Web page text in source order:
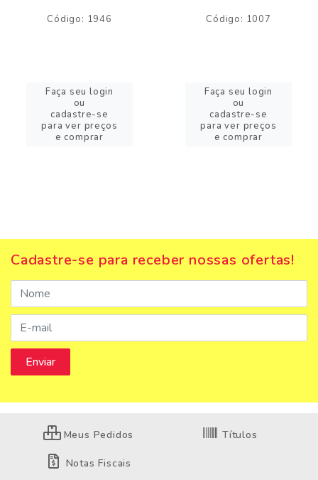
Código: 1946
Faça seu login
ou
cadastre-se
para ver preços
e comprar
Código: 1007
Faça seu login
ou
cadastre-se
para ver preços
e comprar
Cadastre-se para receber nossas ofertas!
Meus Pedidos Títulos
Notas Fiscais